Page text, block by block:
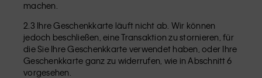
machen.
2.3 Ihre Geschenkkarte läuft nicht ab. Wir können
jedoch beschließen, eine Transaktion zu stornieren, für
die Sie Ihre Geschenkkarte verwendet haben, oder Ihre
Geschenkkarte ganz zu widerrufen, wie in Abschnitt 6
vorgesehen.